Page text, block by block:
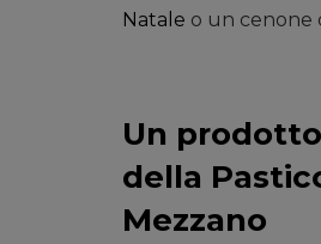
Natale o un cenone
Un
della
Mezzano